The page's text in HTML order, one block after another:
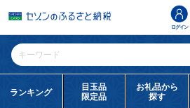
ログイン
ランキング
目玉品
限定品
お礼品から
探す